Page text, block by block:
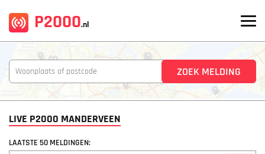
P2000.nl
LIVE P2000 MANDERVEEN
LAATSTE 50 MELDINGEN: